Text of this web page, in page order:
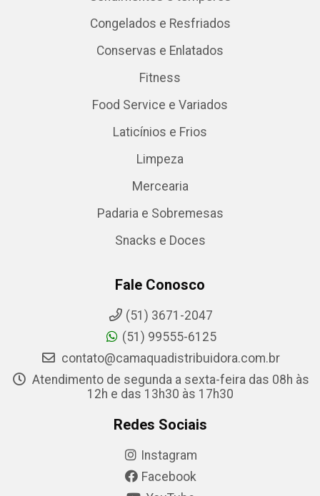
Congelados e Resfriados
Conservas e Enlatados
Fitness
Food Service e Variados
Laticínios e Frios
Limpeza
Mercearia
Padaria e Sobremesas
Snacks e Doces
Fale Conosco
(51) 3671-2047
(51) 99555-6125
contato@camaquadistribuidora.com.br
Atendimento de segunda a sexta-feira das 08h às
12h e das 13h30 às 17h30
Redes Sociais
Instagram
Facebook